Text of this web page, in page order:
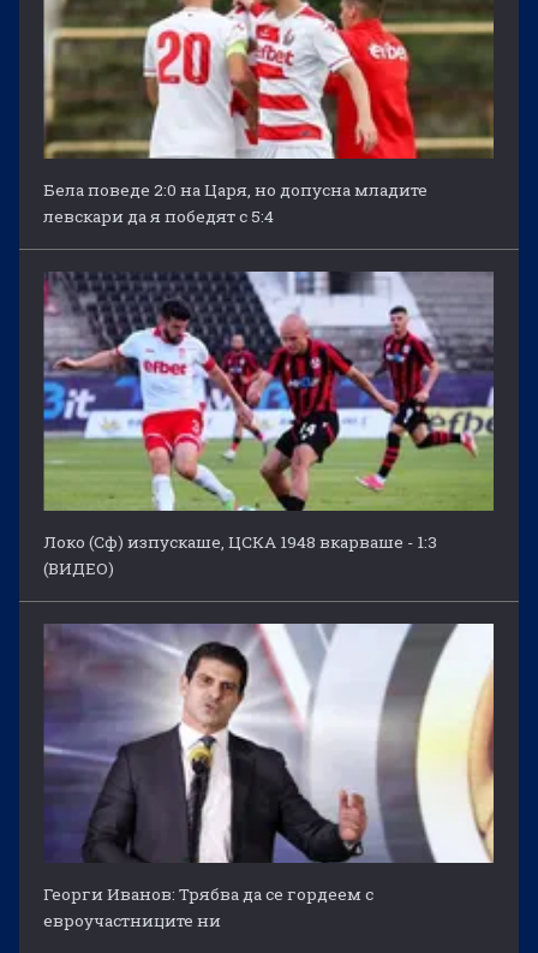
Бела поведе 2:0 на Царя, но допусна младите
левскари да я победят с 5:4
Локо (Сф) изпускаше, ЦСКА 1948 вкарваше - 1:3
(ВИДЕО)
Георги Иванов: Трябва да се гордеем с
евроучастниците ни